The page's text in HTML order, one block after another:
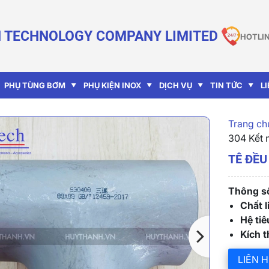
COMPANY LIMITED
PHỤ TÙNG BƠM PHỤ KIỆN INOX DỊCH VỤ TIN TỨC
Trang
304 Kết
TÊ
Thông
Chất
Hệ
Kích
LIÊN